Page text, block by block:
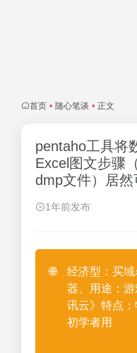
首页 • 随心笔谈 • 正文
pentaho工具将
Excel图文步骤
dmp文件）居
1年前发布
🌐
经济型：买
器、用途：
讯云》特点
初学者用